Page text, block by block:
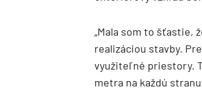
„Mala som to šťastie,
realizáciou stavby.
využiteľné priestory.
metra na každú